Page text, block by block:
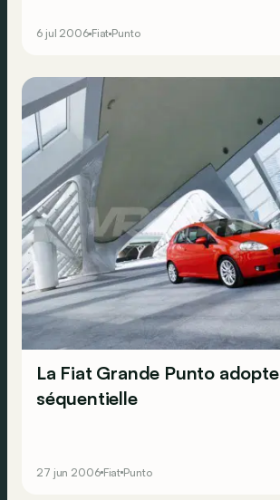
6 jul 2006 Fiat Punto
La Fiat Grande Punto
séquentielle
27 jun 2006 Fiat Punto